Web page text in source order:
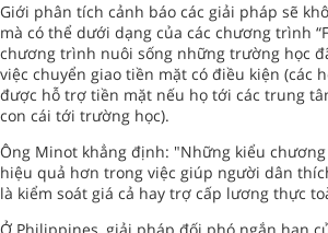
Giới phân tích cảnh báo các giải pháp sẽ
mà có thể dưới dạng của các chương trình
chương trình nuôi sống những trường học
việc chuyển giao tiền mặt có điều kiện (các
được hỗ trợ tiền mặt nếu họ tới các trung
con cái tới trường học).
Ông Minot khẳng định: "Những kiểu
hiệu quả hơn trong việc giúp người dân
là kiểm soát giá cả hay trợ cấp lương thực